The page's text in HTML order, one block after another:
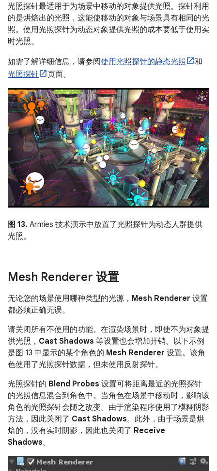
光照探针最适用于为场景中移动的对象提供光照。探针利用
的是烘焙出的光照，这能使移动的对象与场景具有相同的光
照。使用光照探针为动态对象提供光照的成本要低于使用实
时光照。
如需了解详细信息，请参阅使用光照探针的静态光照
和
光照探针
页面。
图 13. Armies 技术演示中放置了光照探针为动态人群提供
光照。
Mesh Renderer 设置
无论您的场景使用哪种类型的光源， Mesh Renderer 设置
都必须正确无误。
请关闭所有不使用的功能。在渲染场景时，即使不为对象提
供光照， Cast Shadows 等设置也会增加开销。以下示例
是图 13 中显示的某个角色的 Mesh Renderer 设置。该角
色使用了光照探针数据，但未使用反射探针。
光照探针的 Blend Probes 设置可将距离最近的光照探针
的光照信息混合到角色中。当角色在场景中移动时，影响该
角色的光照探针会随之改变。由于渲染程序使用了模糊阴影
方法，因此关闭了 Cast Shadows。此外，由于场景是烘
焙的，没有实时阴影，因此也关闭了 Receive
Shadows。